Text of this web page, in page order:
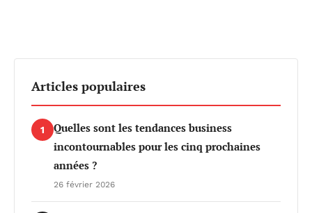
Articles populaires
1
Quelles sont les tendances business
incontournables pour les cinq prochaines
années ?
26 février 2026